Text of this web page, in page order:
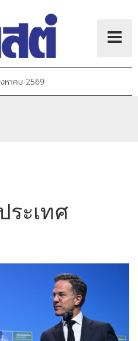
หาคม 2569
ระเทศ